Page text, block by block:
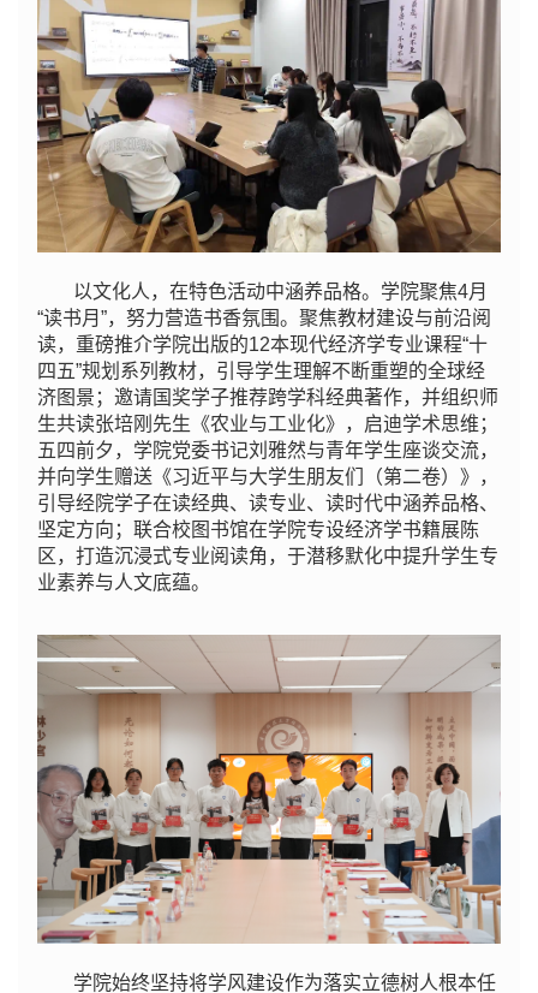
以文化人，在特色活动中涵养品格。学院聚焦4月
“读书月”，努力营造书香氛围。聚焦教材建设与前沿阅
读，重磅推介学院出版的12本现代经济学专业课程“十
四五”规划系列教材，引导学生理解不断重塑的全球经
济图景；邀请国奖学子推荐跨学科经典著作，并组织师
生共读张培刚先生《农业与工业化》，启迪学术思维；
五四前夕，学院党委书记刘雅然与青年学生座谈交流，
并向学生赠送《习近平与大学生朋友们（第二卷）》，
引导经院学子在读经典、读专业、读时代中涵养品格、
坚定方向；联合校图书馆在学院专设经济学书籍展陈
区，打造沉浸式专业阅读角，于潜移默化中提升学生专
业素养与人文底蕴。
学院始终坚持将学风建设作为落实立德树人根本任